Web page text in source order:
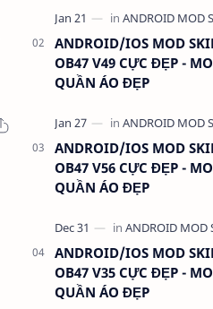
KHÁC 1. CHỨC NĂNG: -
ITEM 2. TẢI VÀ C…
ANDROID/IOS MOD
OB47 V49 CỰC ĐẸP -
QUẦN ÁO ĐẸP
ANDROID/IOS MOD
OB47 V56 CỰC ĐẸP -
QUẦN ÁO ĐẸP
ANDROID/IOS MOD
OB47 V35 CỰC ĐẸP -
QUẦN ÁO ĐẸP